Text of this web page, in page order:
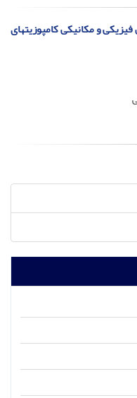
و مکانیکی کامپوزیتهای